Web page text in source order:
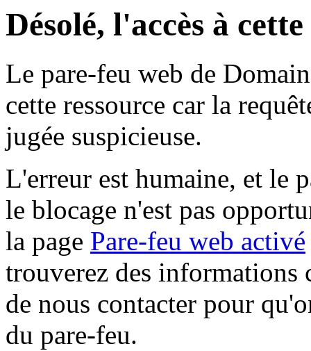
Désolé, l'accès à
Le pare-feu web de
cette ressource car la
jugée suspicieuse.
L'erreur est humaine, et le
le blocage n'est pas
la page Pare-feu web activé
trouverez des informations
de nous contacter pour
du pare-feu.